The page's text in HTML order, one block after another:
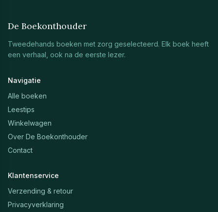
De Boekonthouder
Tweedehands boeken met zorg geselecteerd. Elk boek heeft
een verhaal, ook na de eerste lezer.
Navigatie
Alle boeken
Leestips
Winkelwagen
Over De Boekonthouder
Contact
Klantenservice
Verzending & retour
Privacyverklaring